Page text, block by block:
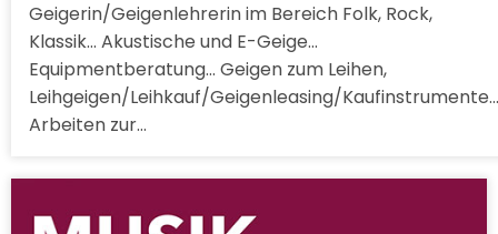
Geigerin/Geigenlehrerin im Bereich Folk, Rock,
Klassik... Akustische und E-Geige...
Equipmentberatung... Geigen zum Leihen,
Leihgeigen/Leihkauf/Geigenleasing/Kaufinstrumente...
Arbeiten zur…